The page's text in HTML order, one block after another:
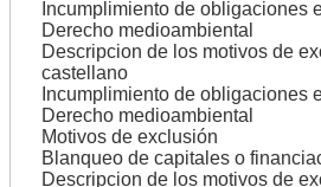
Incumplimiento de obligaciones
Derecho medioambiental
Descripcion de los motivos de
castellano
Incumplimiento de obligaciones
Derecho medioambiental
Motivos de exclusión
Blanqueo de capitales o
Descripcion de los motivos de